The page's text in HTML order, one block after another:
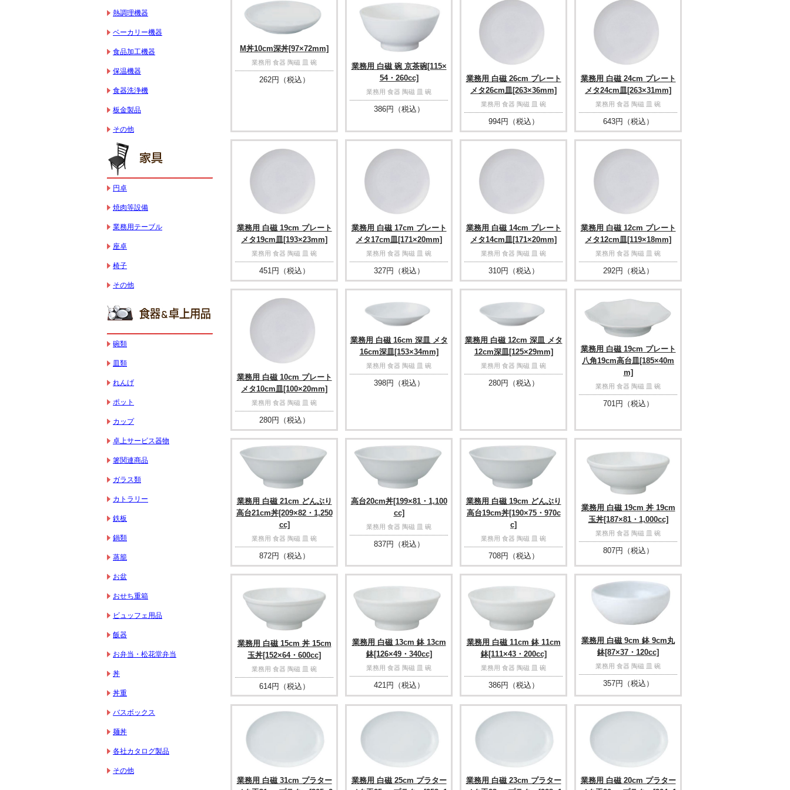
M丼10cm深丼[97×72mm]
業務用 食器 陶磁 皿 碗
262円（税込）
業務用 白磁 碗 京茶碗[115×
54・260cc]
業務用 食器 陶磁 皿 碗
386円（税込）
業務用 白磁 26cm プレート
メタ26cm皿[263×36mm]
業務用 食器 陶磁 皿 碗
994円（税込）
業務用 白磁 24cm プレート
メタ24cm皿[263×31mm]
業務用 食器 陶磁 皿 碗
643円（税込）
業務用 白磁 19cm プレート
メタ19cm皿[193×23mm]
業務用 食器 陶磁 皿 碗
451円（税込）
業務用 白磁 17cm プレート
メタ17cm皿[171×20mm]
業務用 食器 陶磁 皿 碗
327円（税込）
業務用 白磁 14cm プレート
メタ14cm皿[171×20mm]
業務用 食器 陶磁 皿 碗
310円（税込）
業務用 白磁 12cm プレート
メタ12cm皿[119×18mm]
業務用 食器 陶磁 皿 碗
292円（税込）
業務用 白磁 10cm プレート
メタ10cm皿[100×20mm]
業務用 食器 陶磁 皿 碗
280円（税込）
業務用 白磁 16cm 深皿 メタ
16cm深皿[153×34mm]
業務用 食器 陶磁 皿 碗
398円（税込）
業務用 白磁 12cm 深皿 メタ
12cm深皿[125×29mm]
業務用 食器 陶磁 皿 碗
280円（税込）
業務用 白磁 19cm プレート
八角19cm高台皿[185×40m
m]
業務用 食器 陶磁 皿 碗
701円（税込）
業務用 白磁 21cm どんぶり
高台21cm丼[209×82・1,250
cc]
業務用 食器 陶磁 皿 碗
872円（税込）
高台20cm丼[199×81・1,100
cc]
業務用 食器 陶磁 皿 碗
837円（税込）
業務用 白磁 19cm どんぶり
高台19cm丼[190×75・970c
c]
業務用 食器 陶磁 皿 碗
708円（税込）
業務用 白磁 19cm 丼 19cm
玉丼[187×81・1,000cc]
業務用 食器 陶磁 皿 碗
807円（税込）
業務用 白磁 15cm 丼 15cm
玉丼[152×64・600cc]
業務用 食器 陶磁 皿 碗
614円（税込）
業務用 白磁 13cm 鉢 13cm
鉢[126×49・340cc]
業務用 食器 陶磁 皿 碗
421円（税込）
業務用 白磁 11cm 鉢 11cm
鉢[111×43・200cc]
業務用 食器 陶磁 皿 碗
386円（税込）
業務用 白磁 9cm 鉢 9cm丸
鉢[87×37・120cc]
業務用 食器 陶磁 皿 碗
357円（税込）
業務用 白磁 31cm プラター
業務用 白磁 25cm プラター
業務用 白磁 23cm プラター
業務用 白磁 20cm プラター
熱調理機器
ベーカリー機器
食品加工機器
保温機器
食器洗浄機
板金製品
その他
円卓
焼肉等設備
業務用テーブル
座卓
椅子
その他
碗類
皿類
れんげ
ポット
カップ
卓上サービス器物
箸関連商品
ガラス類
カトラリー
鉄板
鍋類
蒸籠
お盆
おせち重箱
ビュッフェ用品
飯器
お弁当・松花堂弁当
丼
丼重
バスボックス
麺丼
各社カタログ製品
その他